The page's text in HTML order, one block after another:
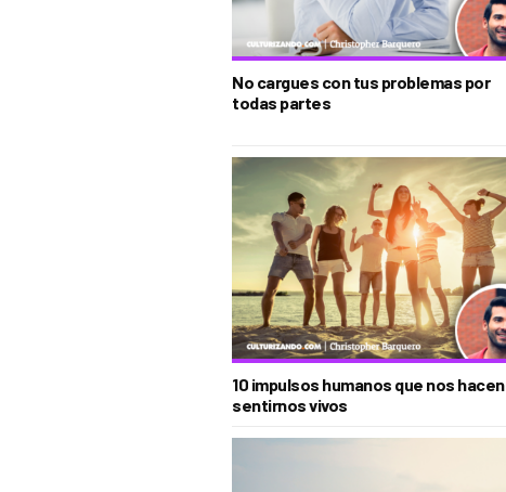
No cargues con tus problemas por
todas partes
10 impulsos humanos que nos hacen
sentirnos vivos